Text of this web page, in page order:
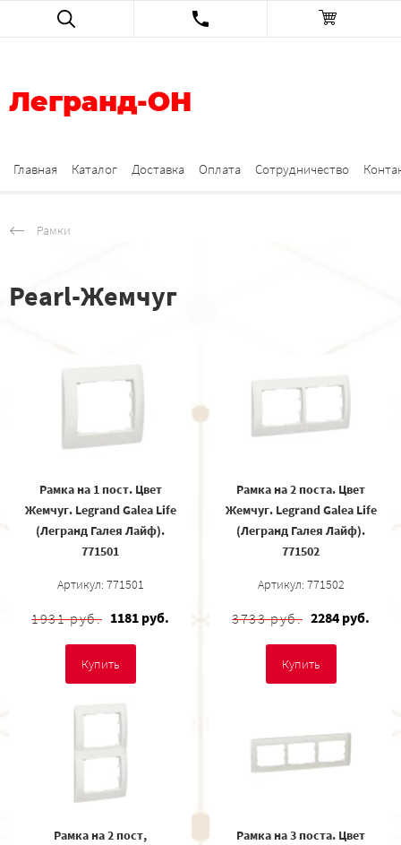
Легранд-ОН
Главная Каталог Доставка Оплата Сотрудничество
Рамки
Pearl-Жемчуг
Рамка на 1 пост. Цвет
Жемчуг. Legrand Galea Life
(Легранд Галея Лайф).
771501
Артикул: 771501
1931 руб. 1181 руб.
Купить
Рамка на 2 поста. Цвет
Жемчуг. Legrand Galea Life
(Легранд Галея Лайф).
771502
Артикул: 771502
3733 руб. 2284 руб.
Купить
Рамка на 2 пост,
Рамка на 3 поста. Цвет